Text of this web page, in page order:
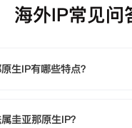
海外IP常见问
生IP有哪些特点？
圭亚那原生IP？